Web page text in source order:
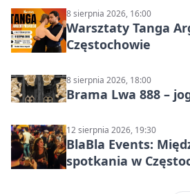
8 sierpnia 2026, 16:00
Warsztaty Tanga
Częstochowie
8 sierpnia 2026, 18:00
Brama Lwa 888 –
12 sierpnia 2026, 19:30
BlaBla Events:
spotkania w